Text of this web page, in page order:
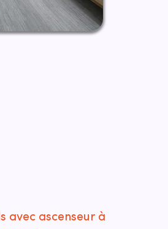
avec ascenseur à